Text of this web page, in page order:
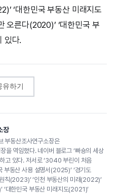
‘대한민국 부동산 미래지도
오른다(2020)’ ‘대한민국 부
있다.
유하기
장
부동산조사연구소장은
을 역임했다. 네이버 블로그 ‘빠숑의 세상
하고 있다. 저서로 ‘3040 부린이 처음
부동산 사용 설명서(2025)’ ‘경기도
칙(2023)’ ‘인천 부동산의 미래(2022)’
‘대한민국 부동산 미래지도(2021)’